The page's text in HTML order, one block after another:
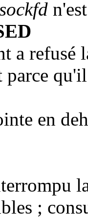
a refusé
parce
en
;